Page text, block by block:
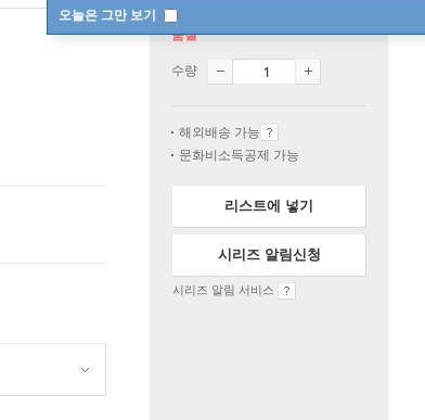
오늘은 그만 보기
품절
수량
해외배송 가능
문화비소득공제 가능
리스트에 넣기
시리즈 알림신청
시리즈 알림 서비스